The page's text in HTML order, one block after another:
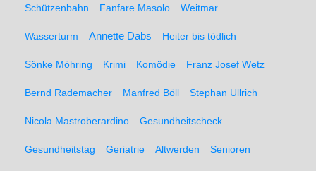
Schützenbahn Fanfare Masolo Weitmar
Wasserturm Annette Dabs Heiter bis tödlich
Sönke Möhring Krimi Komödie Franz Josef Wetz
Bernd Rademacher Manfred Böll Stephan Ullrich
Nicola Mastroberardino Gesundheitscheck
Gesundheitstag Geriatrie Altwerden Senioren